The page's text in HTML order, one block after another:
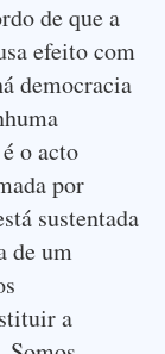
de que a
efeito com
democracia
o acto
por
sustentada
de um
a